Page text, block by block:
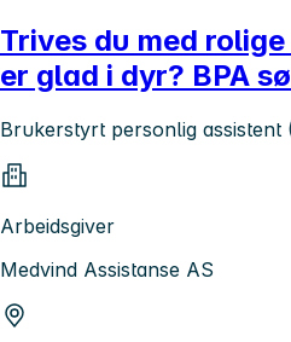
Trives du med
er glad i dyr? BPA
Brukerstyrt personlig assistent
Arbeidsgiver
Medvind Assistanse AS